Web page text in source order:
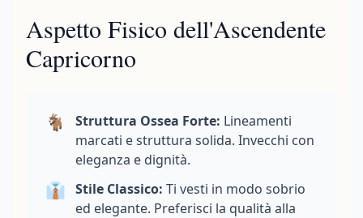
Aspetto Fisico dell'Ascendente
Capricorno
🐐 Struttura Ossea Forte: Lineamenti
marcati e struttura solida. Invecchi con
eleganza e dignità.
👔 Stile Classico: Ti vesti in modo sobrio
ed elegante. Preferisci la qualità alla